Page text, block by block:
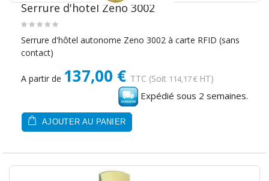
Serrure d'hotel Zeno 3002
Serrure d'hôtel autonome Zeno 3002 à carte RFID (sans
contact)
A partir de 137,00 € TTC (Soit 114,17 € HT)
Expédié sous 2 semaines.
AJOUTER AU PANIER